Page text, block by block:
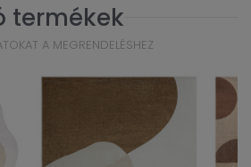
termékek
A MEGRENDELÉSHEZ